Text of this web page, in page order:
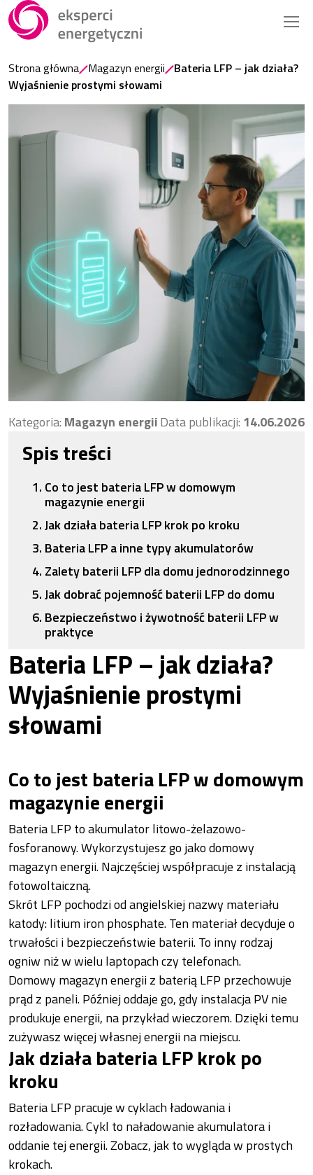
Strona główna Magazyn energii
Bateria LFP – jak działa?
Wyjaśnienie prostymi słowami
Kategoria: Magazyn energiiData publikacji: 14.06.2026
Spis treści
Co to jest bateria LFP w domowym
magazynie energii
Jak działa bateria LFP krok po kroku
Bateria LFP a inne typy akumulatorów
Zalety baterii LFP dla domu jednorodzinnego
Jak dobrać pojemność baterii LFP do domu
Bezpieczeństwo i żywotność baterii LFP w
praktyce
Bateria LFP – jak działa?
Wyjaśnienie prostymi
słowami
Co to jest bateria LFP w domowym
magazynie energii
Bateria LFP to akumulator litowo-żelazowo-
fosforanowy. Wykorzystujesz go jako domowy
magazyn energii. Najczęściej współpracuje z instalacją
fotowoltaiczną.
Skrót LFP pochodzi od angielskiej nazwy materiału
katody: litium iron phosphate. Ten materiał decyduje o
trwałości i bezpieczeństwie baterii. To inny rodzaj
ogniw niż w wielu laptopach czy telefonach.
Domowy magazyn energii z baterią LFP przechowuje
prąd z paneli. Później oddaje go, gdy instalacja PV nie
produkuje energii, na przykład wieczorem. Dzięki temu
zużywasz więcej własnej energii na miejscu.
Jak działa bateria LFP krok po
kroku
Bateria LFP pracuje w cyklach ładowania i
rozładowania. Cykl to naładowanie akumulatora i
oddanie tej energii. Zobacz, jak to wygląda w prostych
krokach.